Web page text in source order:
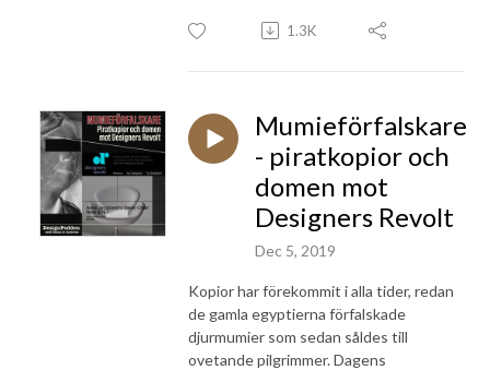
1.3K
Mumieförfalskare
- piratkopior och
domen mot
Designers Revolt
Dec 5, 2019
Kopior har förekommit i alla tider, redan
de gamla egyptierna förfalskade
djurmumier som sedan såldes till
ovetande pilgrimmer. Dagens